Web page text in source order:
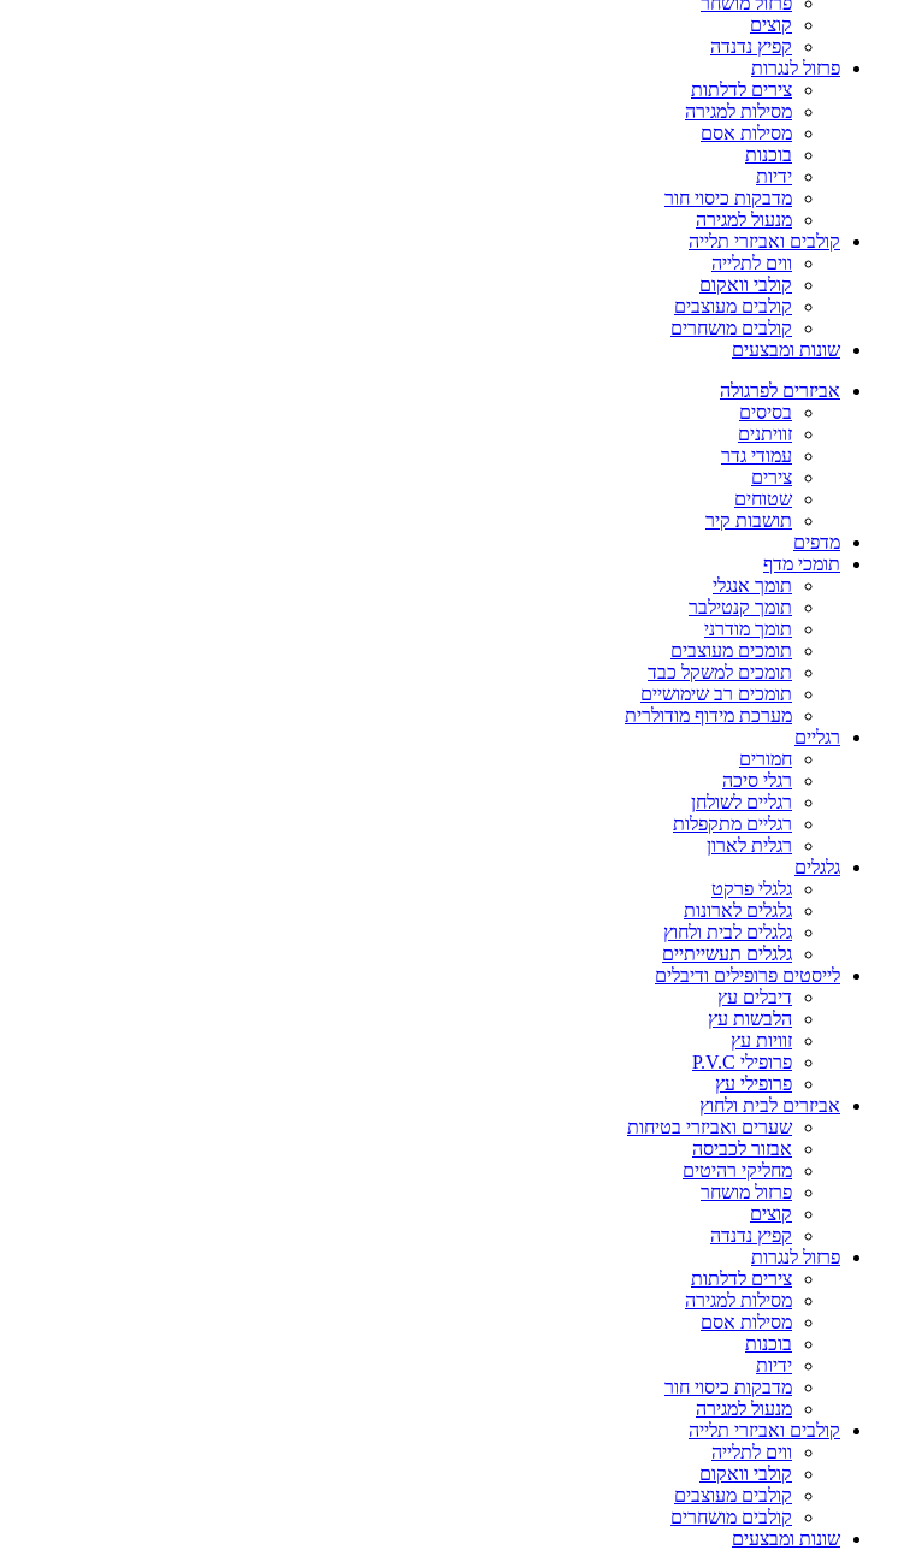
קוצים
קפיץ נדנדה
פרזול לנגרות
צירים לדלתות
מסילות למגירה
מסילות אסם
בוכנות
ידיות
מדבקות כיסוי חור
מנעול למגירה
קולבים ואביזרי תלייה
ווים לתלייה
קולבי וואקום
קולבים מעוצבים
קולבים מושחרים
שונות ומבצעים
אביזרים לפרגולה
בסיסים
זוויתנים
עמודי גדר
צירים
שטוחים
תושבות קיר
מדפים
תומכי מדף
תומך אנגלי
תומך קנטילבר
תומך מודרני
תומכים מעוצבים
תומכים למשקל כבד
תומכים רב שימושיים
מערכת מידוף מודולרית
רגליים
חמורים
רגלי סיכה
רגליים לשולחן
רגליים מתקפלות
רגלית לארון
גלגלים
גלגלי פרקט
גלגלים לארונות
גלגלים לבית ולחוץ
גלגלים תעשייתיים
לייסטים פרופילים ודיבלים
דיבלים עץ
הלבשות עץ
זוויות עץ
פרופילי P.V.C
פרופילי עץ
אביזרים לבית ולחוץ
שערים ואביזרי בטיחות
אבזור לכביסה
מחליקי רהיטים
פרזול מושחר
קוצים
קפיץ נדנדה
פרזול לנגרות
צירים לדלתות
מסילות למגירה
מסילות אסם
בוכנות
ידיות
מדבקות כיסוי חור
מנעול למגירה
קולבים ואביזרי תלייה
ווים לתלייה
קולבי וואקום
קולבים מעוצבים
קולבים מושחרים
שונות ומבצעים